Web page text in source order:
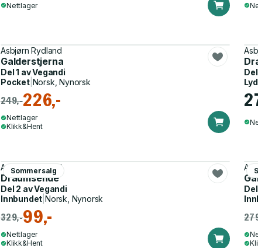
Nettlager
Asbjørn Rydland
Galderstjerna
Del 1 avVegandi
Pocket| Norsk, Nynorsk
249,-226,-
Nettlager
Klikk&Hent
Sommersalg
Asbjørn Rydland
Draumsende
Del 2 avVegandi
Innbundet |Norsk, Nynorsk
329,-99,-
Nettlager
Klikk&Hent